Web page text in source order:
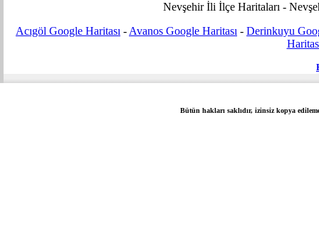
Nevşehir İli İlçe Haritaları -
Acıgöl Google Haritası - Avanos Google Haritası - Derinkuyu
Bütün hakları saklıdır, izinsiz kopya